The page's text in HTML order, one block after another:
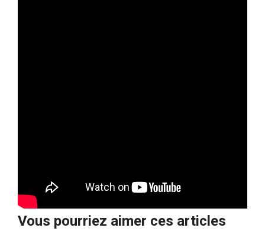
Vous pourriez aimer ces articles